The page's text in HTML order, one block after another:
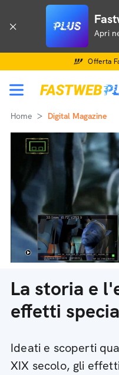
Apri
Offerta
Home Digital Magazine
La storia e
effetti
Ideati e scoperti
XIX secolo, gli